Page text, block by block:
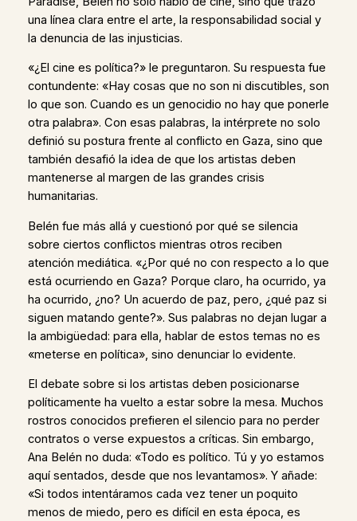
una línea clara entre el arte, la responsabilidad social y
la denuncia de las injusticias.
«¿El cine es política?» le preguntaron. Su respuesta fue
contundente: «Hay cosas que no son ni discutibles, son
lo que son. Cuando es un genocidio no hay que ponerle
otra palabra». Con esas palabras, la intérprete no solo
definió su postura frente al conflicto en Gaza, sino que
también desafió la idea de que los artistas deben
mantenerse al margen de las grandes crisis
humanitarias.
Belén fue más allá y cuestionó por qué se silencia
sobre ciertos conflictos mientras otros reciben
atención mediática. «¿Por qué no con respecto a lo que
está ocurriendo en Gaza? Porque claro, ha ocurrido, ya
ha ocurrido, ¿no? Un acuerdo de paz, pero, ¿qué paz si
siguen matando gente?». Sus palabras no dejan lugar a
la ambigüedad: para ella, hablar de estos temas no es
«meterse en política», sino denunciar lo evidente.
El debate sobre si los artistas deben posicionarse
políticamente ha vuelto a estar sobre la mesa. Muchos
rostros conocidos prefieren el silencio para no perder
contratos o verse expuestos a críticas. Sin embargo,
Ana Belén no duda: «Todo es político. Tú y yo estamos
aquí sentados, desde que nos levantamos». Y añade:
«Si todos intentáramos cada vez tener un poquito
menos de miedo, pero es difícil en esta época, es